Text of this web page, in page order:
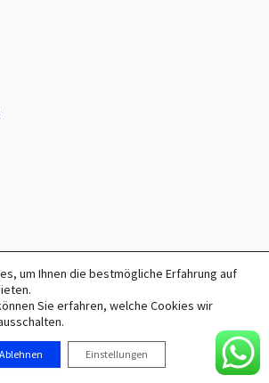
um Ihnen die bestmögliche Erfahrung auf
Sie erfahren, welche Cookies wir
Ablehnen Einstellungen